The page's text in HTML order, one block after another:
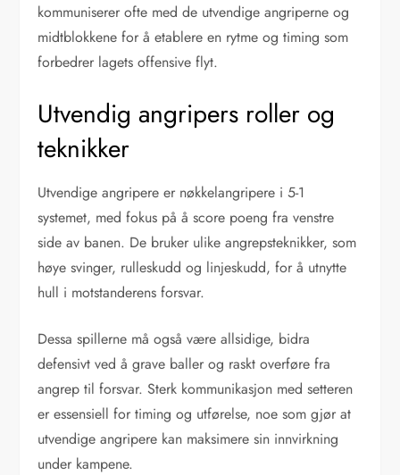
kommuniserer ofte med de utvendige angriperne og
midtblokkene for å etablere en rytme og timing som
forbedrer lagets offensive flyt.
Utvendig angripers roller og
teknikker
Utvendige angripere er nøkkelangripere i 5-1
systemet, med fokus på å score poeng fra venstre
side av banen. De bruker ulike angrepsteknikker, som
høye svinger, rulleskudd og linjeskudd, for å utnytte
hull i motstanderens forsvar.
Dessa spillerne må også være allsidige, bidra
defensivt ved å grave baller og raskt overføre fra
angrep til forsvar. Sterk kommunikasjon med setteren
er essensiell for timing og utførelse, noe som gjør at
utvendige angripere kan maksimere sin innvirkning
under kampene.